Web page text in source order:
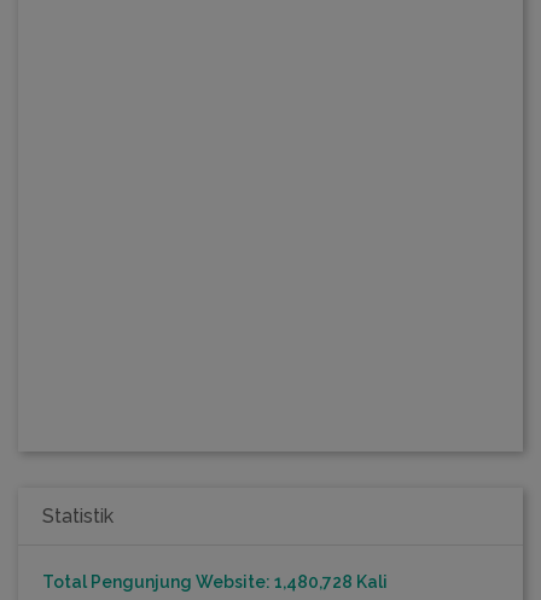
Statistik
Total Pengunjung Website: 1,480,728 Kali